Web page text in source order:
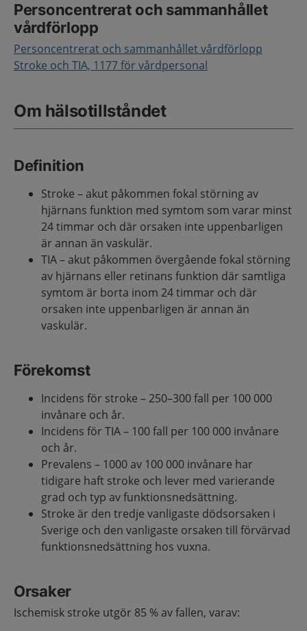
Personcentrerat och sammanhållet
vårdförlopp
Personcentrerat och sammanhållet vårdförlopp
Stroke och TIA, 1177 för vårdpersonal
Om hälsotillståndet
Definition
Stroke – akut påkommen fokal störning av
hjärnans funktion med symtom som varar minst
24 timmar och där orsaken inte uppenbarligen
är annan än vaskulär.
TIA – akut påkommen övergående fokal störning
av hjärnans eller retinans funktion där samtliga
symtom är borta inom 24 timmar och där
orsaken inte uppenbarligen är annan än
vaskulär.
Förekomst
Incidens för stroke – 250–300 fall per 100 000
invånare och år.
Incidens för TIA – 100 fall per 100 000 invånare
och år.
Prevalens – 1000 av 100 000 invånare har
tidigare haft stroke och lever med varierande
grad och typ av funktionsnedsättning.
Stroke är den tredje vanligaste dödsorsaken i
Sverige och den vanligaste orsaken till förvärvad
funktionsnedsättning hos vuxna.
Orsaker
Ischemisk stroke utgör 85 % av fallen, varav: